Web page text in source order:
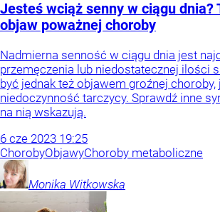
Jesteś wciąż senny w ciągu dnia?
objaw poważnej choroby
Nadmierna senność w ciągu dnia jest
przemęczenia lub niedostatecznej ilości
być jednak też objawem groźnej choroby,
niedoczynność tarczycy. Sprawdź inne
na nią wskazują.
6 cze 2023 19:25
ChorobyObjawyChoroby metaboliczne
Monika Witkowska